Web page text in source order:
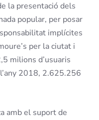
la presentació dels
popular, per posar
implícites
per la ciutat i
milions d’usuaris
2018, 2.625.256
amb el suport de